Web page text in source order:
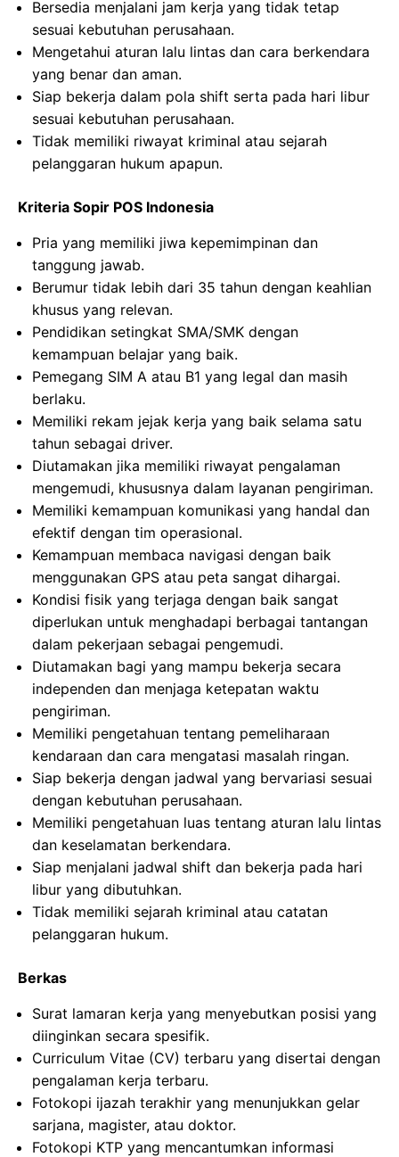
Bersedia menjalani jam kerja yang tidak tetap
sesuai kebutuhan perusahaan.
Mengetahui aturan lalu lintas dan cara berkendara
yang benar dan aman.
Siap bekerja dalam pola shift serta pada hari libur
sesuai kebutuhan perusahaan.
Tidak memiliki riwayat kriminal atau sejarah
pelanggaran hukum apapun.
Kriteria Sopir POS Indonesia
Pria yang memiliki jiwa kepemimpinan dan
tanggung jawab.
Berumur tidak lebih dari 35 tahun dengan keahlian
khusus yang relevan.
Pendidikan setingkat SMA/SMK dengan
kemampuan belajar yang baik.
Pemegang SIM A atau B1 yang legal dan masih
berlaku.
Memiliki rekam jejak kerja yang baik selama satu
tahun sebagai driver.
Diutamakan jika memiliki riwayat pengalaman
mengemudi, khususnya dalam layanan pengiriman.
Memiliki kemampuan komunikasi yang handal dan
efektif dengan tim operasional.
Kemampuan membaca navigasi dengan baik
menggunakan GPS atau peta sangat dihargai.
Kondisi fisik yang terjaga dengan baik sangat
diperlukan untuk menghadapi berbagai tantangan
dalam pekerjaan sebagai pengemudi.
Diutamakan bagi yang mampu bekerja secara
independen dan menjaga ketepatan waktu
pengiriman.
Memiliki pengetahuan tentang pemeliharaan
kendaraan dan cara mengatasi masalah ringan.
Siap bekerja dengan jadwal yang bervariasi sesuai
dengan kebutuhan perusahaan.
Memiliki pengetahuan luas tentang aturan lalu lintas
dan keselamatan berkendara.
Siap menjalani jadwal shift dan bekerja pada hari
libur yang dibutuhkan.
Tidak memiliki sejarah kriminal atau catatan
pelanggaran hukum.
Berkas
Surat lamaran kerja yang menyebutkan posisi yang
diinginkan secara spesifik.
Curriculum Vitae (CV) terbaru yang disertai dengan
pengalaman kerja terbaru.
Fotokopi ijazah terakhir yang menunjukkan gelar
sarjana, magister, atau doktor.
Fotokopi KTP yang mencantumkan informasi